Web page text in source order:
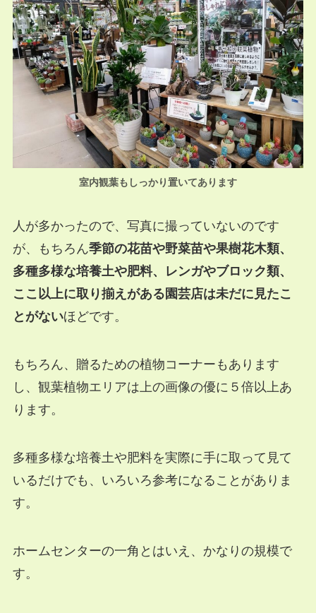
室内観葉もしっかり置いてあります
人が多かったので、写真に撮っていないのです
が、もちろん季節の花苗や野菜苗や果樹花木類、
多種多様な培養土や肥料、レンガやブロック類、
ここ以上に取り揃えがある園芸店は未だに見たこ
とがないほどです。
もちろん、贈るための植物コーナーもあります
し、観葉植物エリアは上の画像の優に５倍以上あ
ります。
多種多様な培養土や肥料を実際に手に取って見て
いるだけでも、いろいろ参考になることがありま
す。
ホームセンターの一角とはいえ、かなりの規模で
す。